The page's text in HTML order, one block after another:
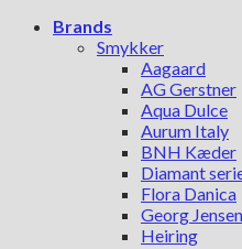
Brands
Smykker
Aagaard
AG Gerstner
Aqua Dulce
Aurum Italy
BNH Kæder
Diamant
Flora Danica
Georg Jensen
Heiring